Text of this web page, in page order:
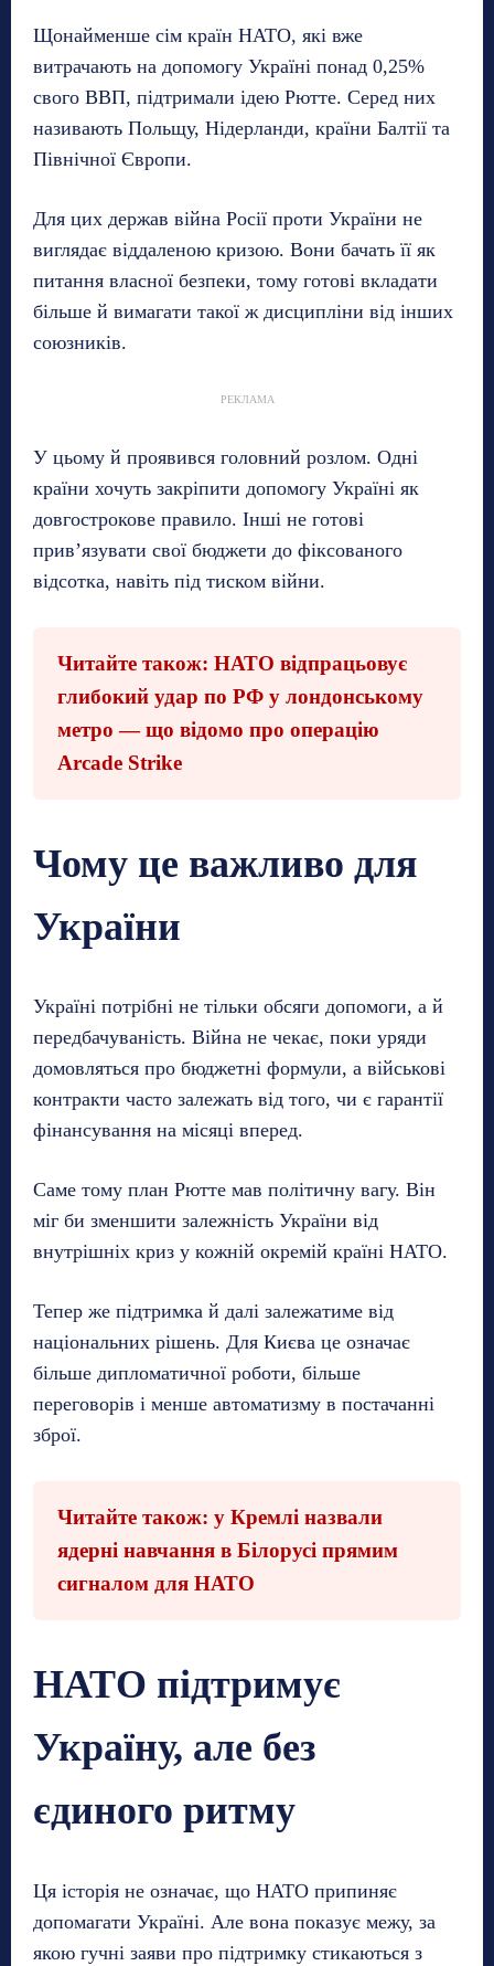
Щонайменше сім країн НАТО, які вже
витрачають на допомогу Україні понад 0,25%
свого ВВП, підтримали ідею Рютте. Серед них
називають Польщу, Нідерланди, країни Балтії та
Північної Європи.
Для цих держав війна Росії проти України не
виглядає віддаленою кризою. Вони бачать її як
питання власної безпеки, тому готові вкладати
більше й вимагати такої ж дисципліни від інших
союзників.
РЕКЛАМА
У цьому й проявився головний розлом. Одні
країни хочуть закріпити допомогу Україні як
довгострокове правило. Інші не готові
прив’язувати свої бюджети до фіксованого
відсотка, навіть під тиском війни.
Читайте також: НАТО відпрацьовує
глибокий удар по РФ у лондонському
метро — що відомо про операцію
Arcade Strike
Чому це важливо для
України
Україні потрібні не тільки обсяги допомоги, а й
передбачуваність. Війна не чекає, поки уряди
домовляться про бюджетні формули, а військові
контракти часто залежать від того, чи є гарантії
фінансування на місяці вперед.
Саме тому план Рютте мав політичну вагу. Він
міг би зменшити залежність України від
внутрішніх криз у кожній окремій країні НАТО.
Тепер же підтримка й далі залежатиме від
національних рішень. Для Києва це означає
більше дипломатичної роботи, більше
переговорів і менше автоматизму в постачанні
зброї.
Читайте також: у Кремлі назвали
ядерні навчання в Білорусі прямим
сигналом для НАТО
НАТО підтримує
Україну, але без
єдиного ритму
Ця історія не означає, що НАТО припиняє
допомагати Україні. Але вона показує межу, за
якою гучні заяви про підтримку стикаються з